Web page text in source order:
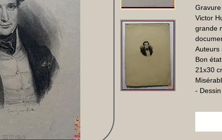
Victor
grande
Auteurs
Bon
21x30
-